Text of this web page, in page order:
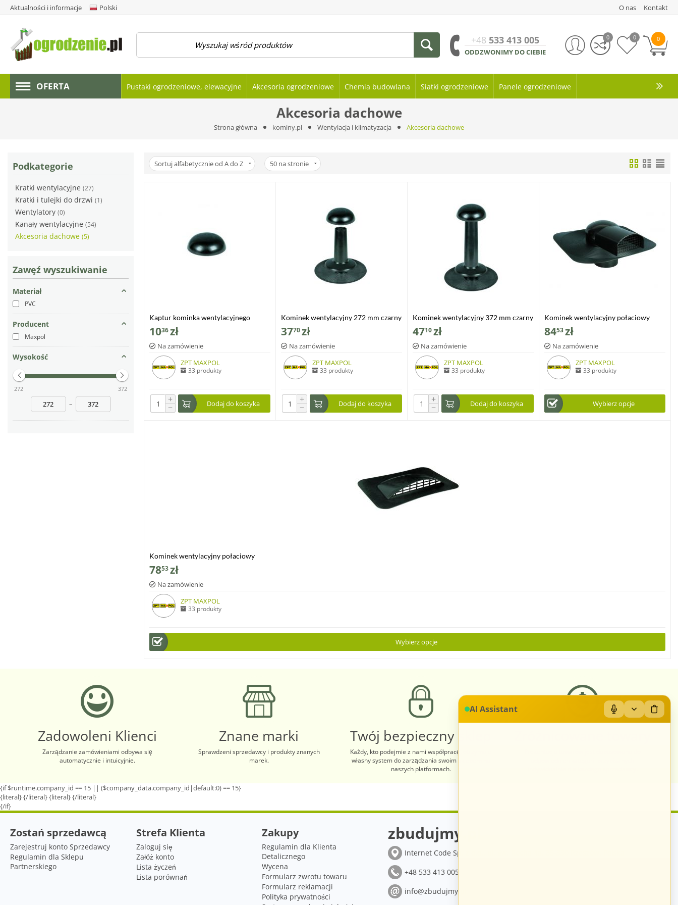
Aktualności i informacje Polski O nas Kontakt
+48 533 413 005
ODDZWONIMY DO CIEBIE
0
0 0
OFERTA Pustaki ogrodzeniowe, elewacyjne Akcesoria ogrodzeniowe Chemia budowlana Siatki ogrodzeniowe Panele ogrodzeniowe
Akcesoria dachowe
Strona główna kominy.pl Wentylacja i klimatyzacja Akcesoria dachowe
Podkategorie
Kratki wentylacyjne (27)
Kratki i tulejki do drzwi (1)
Wentylatory (0)
Kanały wentylacyjne (54)
Akcesoria dachowe (5)
menu
Zawęź wyszukiwanie
Materiał
PVC
Producent
Maxpol
Wysokość
272 372
–
Sortuj alfabetycznie od A do Z 50 na stronie
Kaptur kominka wentylacyjnego
czarny
1036zł
Na zamówienie
ZPT MAXPOL
33 produkty
+
− Dodaj do koszyka
Kominek wentylacyjny 272 mm czarny
3770zł
Na zamówienie
ZPT MAXPOL
33 produkty
+
− Dodaj do koszyka
Kominek wentylacyjny 372 mm czarny
4710zł
Na zamówienie
ZPT MAXPOL
33 produkty
+
− Dodaj do koszyka
Kominek wentylacyjny połaciowy
8453zł
Na zamówienie
ZPT MAXPOL
33 produkty
Wybierz opcje
Kominek wentylacyjny połaciowy
7853zł
Na zamówienie
ZPT MAXPOL
33 produkty
Wybierz opcje
Zadowoleni Klienci
Zarządzanie zamówieniami odbywa się
automatycznie i intuicyjnie.
Znane marki
Sprawdzeni sprzedawcy i produkty znanych
marek.
Twój bezpieczny sklep
Każdy, kto podejmie z nami współpracę, otrzymuje
własny system do zarządzania swoim sklepem na
naszych platformach.
{if $runtime.company_id == 15 || ($company_data.company_id|default:0) == 15}
{literal}{/literal}
AI Assistant
{literal}{/literal}
{/if}
Zostań sprzedawcą
Zarejestruj konto Sprzedawcy
Regulamin dla Sklepu
Partnerskiego
Strefa Klienta
Zaloguj się
Załóż konto
Lista życzeń
Lista porównań
Zakupy
Regulamin dla Klienta
Detalicznego
Wycena
Formularz zwrotu towaru
Formularz reklamacji
Polityka prywatności
zbudujmy.pl
Internet Code Sp. z o.o., ul. św. Rocha 4a, 35-330 Rzeszów, Polska
+48 533 413 005
info@zbudujmy.pl